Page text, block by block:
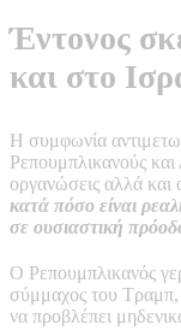
Έντονος
και στο
Η συμφωνία
Ρεπουμπλικανούς και
οργανώσεις αλλά και
κατά πόσο είναι
σε ουσιαστική
Ο Ρεπουμπλικανός
σύμμαχος του
να προβλέπει